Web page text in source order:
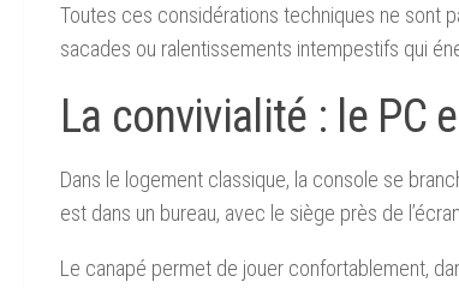
Toutes ces considérations techniques ne sont
sacades ou ralentissements intempestifs qui
La convivialité : le PC
Dans le logement classique, la console se
est dans un bureau, avec le siège près de
Le canapé permet de jouer confortablement,